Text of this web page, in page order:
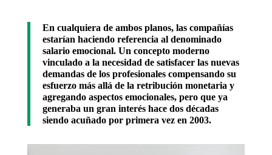
En cualquiera de ambos planos, las compañías
estarían haciendo referencia al denominado
salario emocional. Un concepto moderno
vinculado a la necesidad de satisfacer las nuevas
demandas de los profesionales compensando su
esfuerzo más allá de la retribución monetaria y
agregando aspectos emocionales, pero que ya
generaba un gran interés hace dos décadas
siendo acuñado por primera vez en 2003.